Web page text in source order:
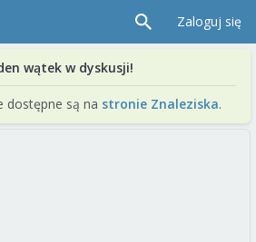
Zaloguj się
wątek w dyskusji!
dostępne są na stronie Znaleziska.